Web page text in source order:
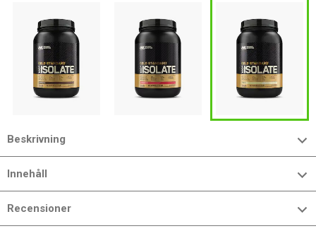
Beskrivning
Innehåll
Recensioner